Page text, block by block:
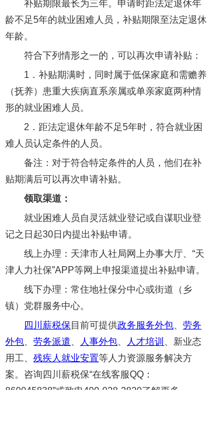
补贴期限最长为三年。申请时距法定退休年
龄不足5年的就业困难人员，补贴期限至法定退休
年龄。
符合下列情形之一的，可以再次申请补贴：
1．补贴期满时，同时属于低保家庭和需赡养
（抚养）患重大疾病直系亲属或单亲家庭两种情
形的就业困难人员。
2．距法定退休年龄不足5年时，符合就业困
难人员认定条件的人员。
备注：对于符合特定条件的人员，他们在补
贴期满后可以再次申请补贴。
领取渠道：
就业困难人员自灵活就业登记或自谋职业登
记之日起30日内提出补贴申请。
线上办理：天津市人社局网上办事大厅、“天
津人力社保”APP等网上申报渠道提出补贴申请。
线下办理：常住地社保分中心或街道（乡
镇）党群服务中心。
四川薪税保 目前可提供政务服务外包 、劳务
外包 、劳务派遣 人事外包 人才培训
、新业态
用工、残疾人就业安置等人力资源服务解决方
案。咨询四川薪税保“在线客服QQ：
860045838”或致电400-028-2820了解更多。